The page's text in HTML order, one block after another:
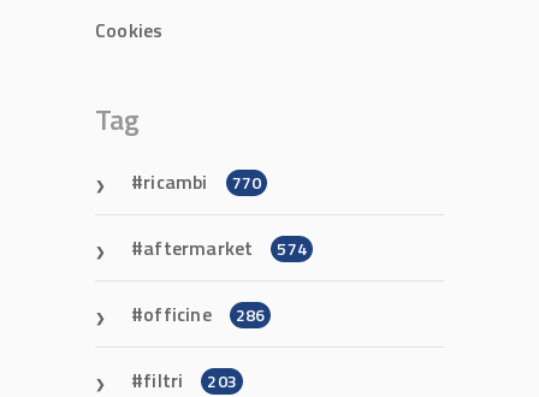
Cookies
Tag
ricambi 770
aftermarket 574
officine 286
filtri 203